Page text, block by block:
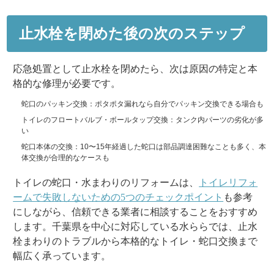
止水栓を閉めた後の次のステップ
応急処置として止水栓を閉めたら、次は原因の特定と本
格的な修理が必要です。
蛇口のパッキン交換 ：ポタポタ漏れなら自分でパッキン交換できる場合も
トイレのフロートバルブ・ボールタップ交換 ：タンク内パーツの劣化が多
い
蛇口本体の交換 ：10〜15年経過した蛇口は部品調達困難なことも多く、本
体交換が合理的なケースも
トイレの蛇口・水まわりのリフォームは、
トイレリフォ
ームで失敗しないための5つのチェックポイント も参考
にしながら、信頼できる業者に相談することをおすすめ
します。千葉県を中心に対応している水ららでは、止水
栓まわりのトラブルから本格的なトイレ・蛇口交換まで
幅広く承っています。